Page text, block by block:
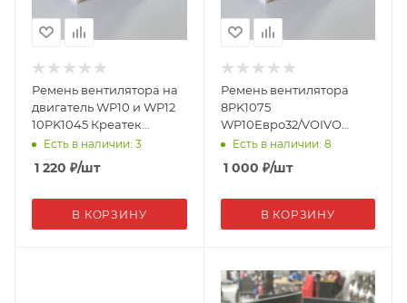
Ремень вентилятора на
двигатель WP10 и WP12
10PK1045 Креатек
CK8032 612600061360-
10PK1045
Есть в наличии: 3
1 220 ₽/шт
В КОРЗИНУ
Ремень вентилятора
8PK1075
WP10Евро32/VOIVO
Креатек CK8703
612600020424/977836
Есть в наличии: 8
1 000 ₽/шт
В КОРЗИНУ